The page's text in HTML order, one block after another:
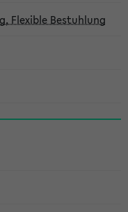
Flexible Bestuhlung